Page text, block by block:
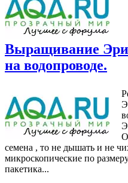
Выращивание
на водопроводе.
семена , то не дышать и не
микроскопические по
пакетика...